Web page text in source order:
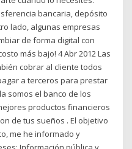
bancaria, depósito
lado, algunas empresas
de forma digital con
más bajo! 4 Abr 2012 Las
cobrar al cliente todos
a terceros para prestar
somos el banco de los
productos financieros
de tus sueños . El objetivo
me he informado y